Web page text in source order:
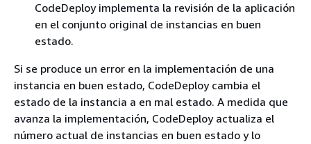
CodeDeploy implementa la revisión de la aplicación
en el conjunto original de instancias en buen
estado.
Si se produce un error en la implementación de una
instancia en buen estado, CodeDeploy cambia el
estado de la instancia a en mal estado. A medida que
avanza la implementación, CodeDeploy actualiza el
número actual de instancias en buen estado y lo